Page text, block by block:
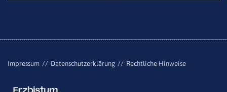
Impressum Datenschutzerklärung Rechtliche Hinweise